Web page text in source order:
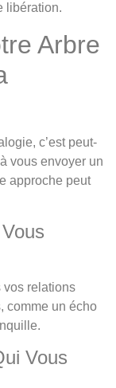
libération.
Arbre
c’est peut-
vous envoyer un
approche peut
vos relations
comme un écho
Vous